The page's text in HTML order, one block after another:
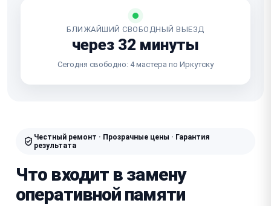
БЛИЖАЙШИЙ СВОБОДНЫЙ ВЫЕЗД
через 32 минуты
Сегодня свободно: 4 мастера по Иркутску
Честный ремонт · Прозрачные цены · Гарантия
результата
Что входит в замену
оперативной памяти